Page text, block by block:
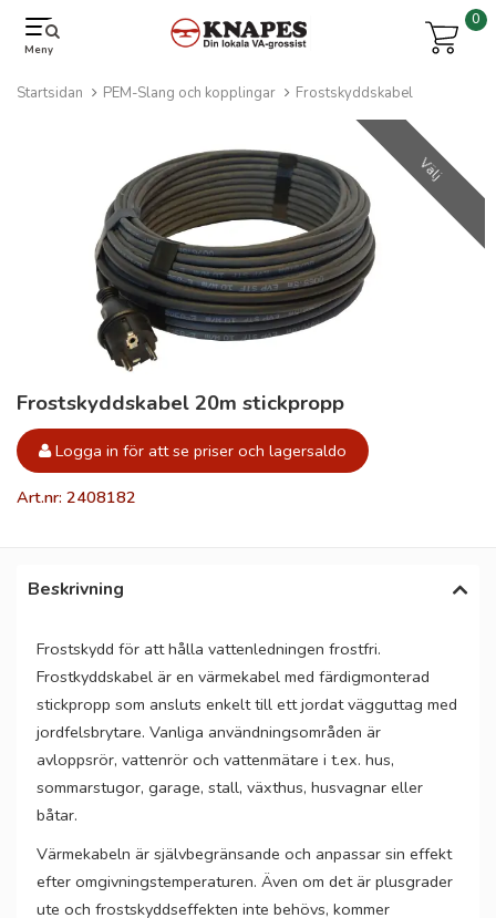
Meny
0
Startsidan PEM-Slang och kopplingar Frostskyddskabel
Välj
Frostskyddskabel 20m stickpropp
Logga in för att se priser och lagersaldo
Art.nr: 2408182
Beskrivning
Frostskydd för att hålla vattenledningen frostfri.
Frostkyddskabel är en värmekabel med färdigmonterad
stickpropp som ansluts enkelt till ett jordat vägguttag med
jordfelsbrytare. Vanliga användningsområden är
avloppsrör, vattenrör och vattenmätare i t.ex. hus,
sommarstugor, garage, stall, växthus, husvagnar eller
båtar.
Värmekabeln är självbegränsande och anpassar sin effekt
efter omgivningstemperaturen. Även om det är plusgrader
ute och frostskyddseffekten inte behövs, kommer